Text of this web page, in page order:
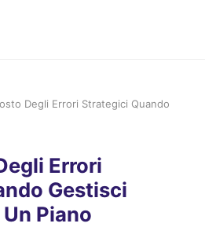
Degli Errori Strategici Quando
Errori
Gestisci
Piano